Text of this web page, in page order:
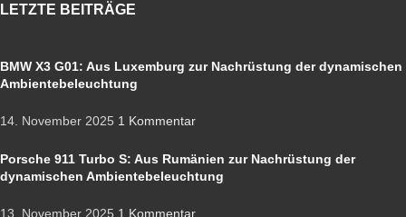
LETZTE BEITRÄGE
BMW X3 G01: Aus Luxemburg zur Nachrüstung der dynamischen
Ambientebeleuchtung
14. November 2025 1 Kommentar
Porsche 911 Turbo S: Aus Rumänien zur Nachrüstung der
dynamischen Ambientebeleuchtung
13. November 2025 1 Kommentar